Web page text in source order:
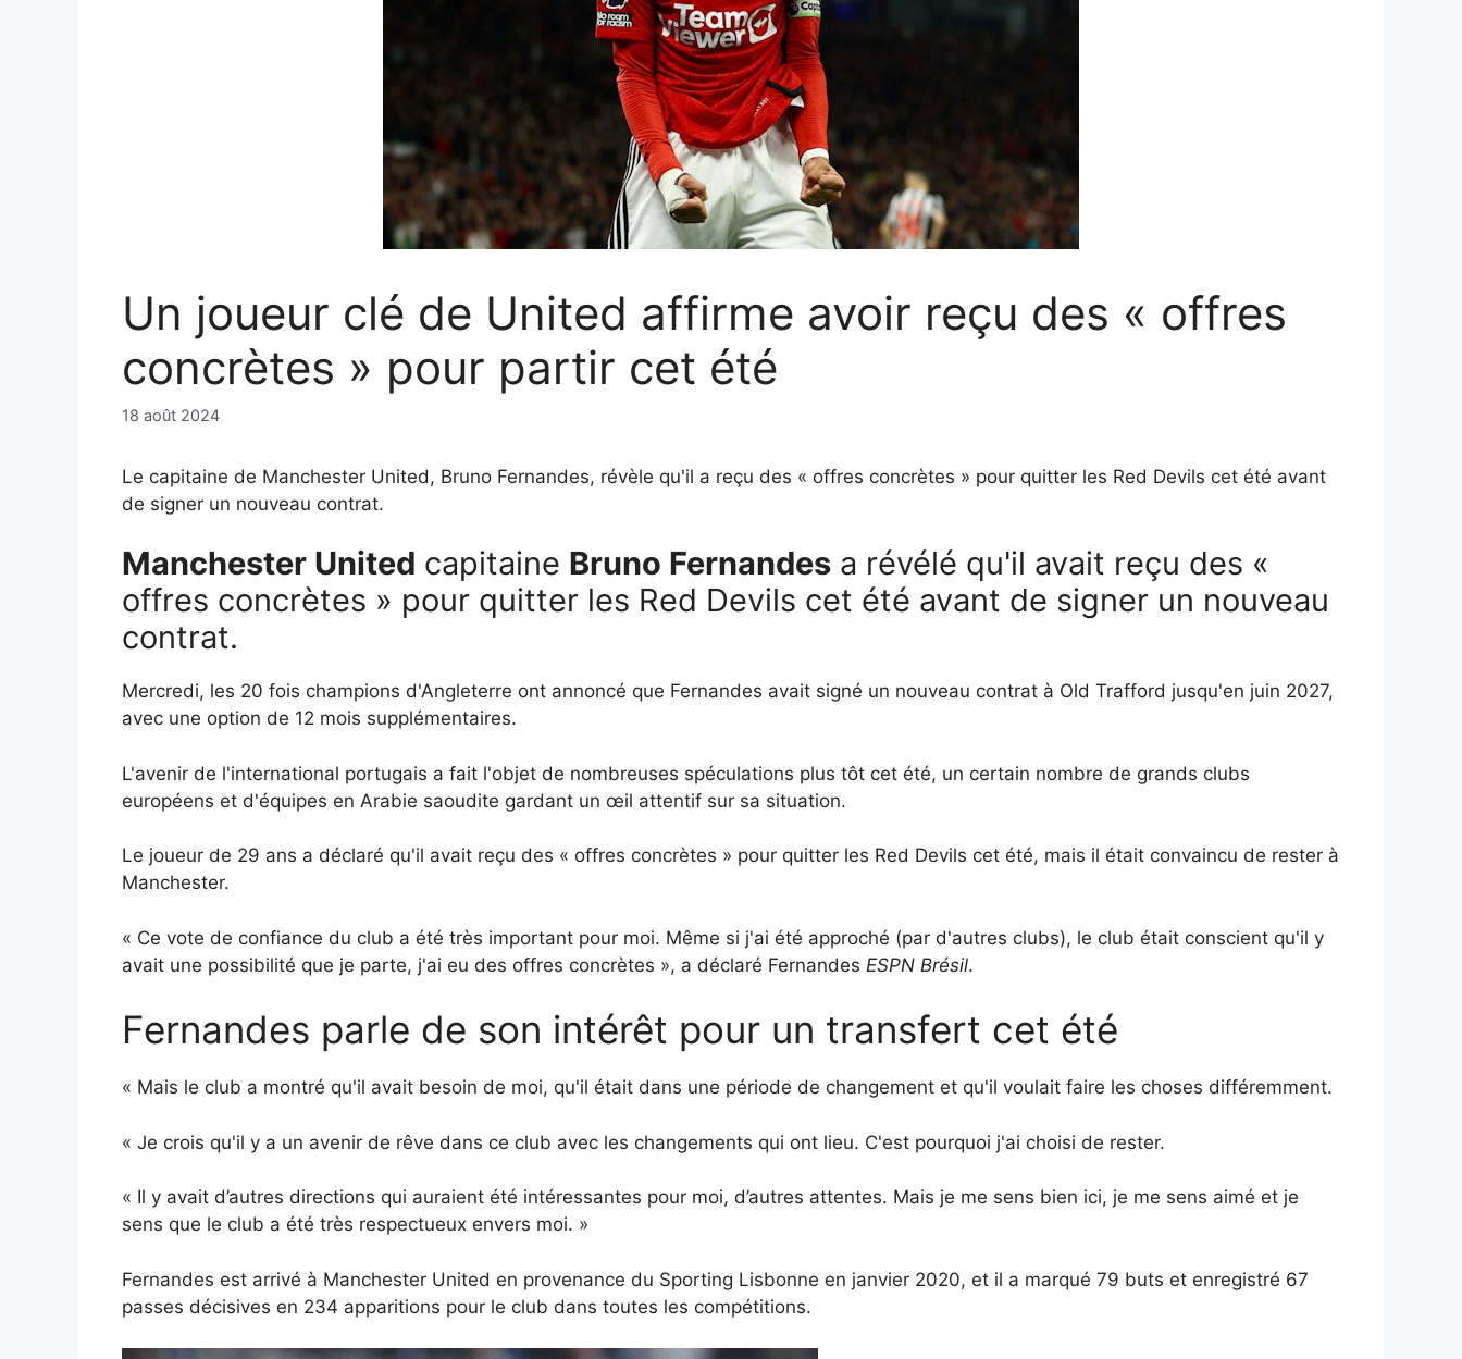
Un joueur clé de United affirme avoir reçu des « offres
concrètes » pour partir cet été
18 août 2024
Le capitaine de Manchester United, Bruno Fernandes, révèle qu'il a reçu des « offres concrètes » pour quitter les Red Devils cet été avant
de signer un nouveau contrat.
Manchester United capitaine Bruno Fernandes a révélé qu'il avait reçu des «
offres concrètes » pour quitter les Red Devils cet été avant de signer un nouveau
contrat.
Mercredi, les 20 fois champions d'Angleterre ont annoncé que Fernandes avait signé un nouveau contrat à Old Trafford jusqu'en juin 2027,
avec une option de 12 mois supplémentaires.
L'avenir de l'international portugais a fait l'objet de nombreuses spéculations plus tôt cet été, un certain nombre de grands clubs
européens et d'équipes en Arabie saoudite gardant un œil attentif sur sa situation.
Le joueur de 29 ans a déclaré qu'il avait reçu des « offres concrètes » pour quitter les Red Devils cet été, mais il était convaincu de rester à
Manchester.
« Ce vote de confiance du club a été très important pour moi. Même si j'ai été approché (par d'autres clubs), le club était conscient qu'il y
avait une possibilité que je parte, j'ai eu des offres concrètes », a déclaré Fernandes ESPN Brésil.
Fernandes parle de son intérêt pour un transfert cet été
« Mais le club a montré qu'il avait besoin de moi, qu'il était dans une période de changement et qu'il voulait faire les choses différemment.
« Je crois qu'il y a un avenir de rêve dans ce club avec les changements qui ont lieu. C'est pourquoi j'ai choisi de rester.
« Il y avait d’autres directions qui auraient été intéressantes pour moi, d’autres attentes. Mais je me sens bien ici, je me sens aimé et je
sens que le club a été très respectueux envers moi. »
Fernandes est arrivé à Manchester United en provenance du Sporting Lisbonne en janvier 2020, et il a marqué 79 buts et enregistré 67
passes décisives en 234 apparitions pour le club dans toutes les compétitions.